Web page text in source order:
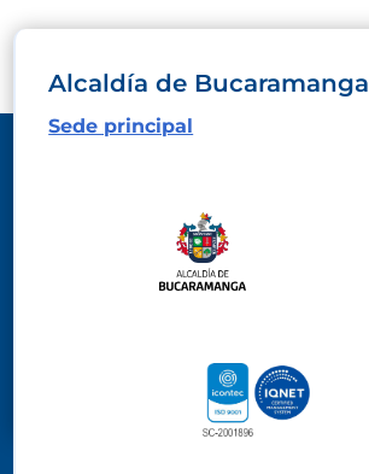
Alcaldía de Bucaramanga
Sede principal